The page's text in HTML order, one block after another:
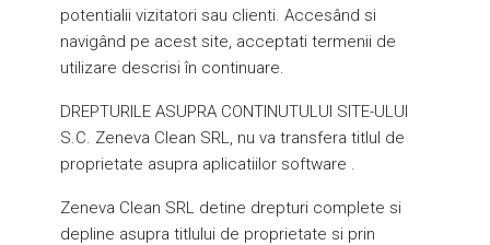
potentialii vizitatori sau clienti. Accesând si
navigând pe acest site, acceptati termenii de
utilizare descrisi în continuare.
DREPTURILE ASUPRA CONTINUTULUI SITE-ULUI
S.C. Zeneva Clean SRL, nu va transfera titlul de
proprietate asupra aplicatiilor software .
Zeneva Clean SRL detine drepturi complete si
depline asupra titlului de proprietate si prin